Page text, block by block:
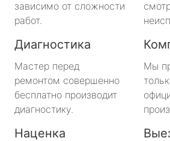
зависимо от сложности
работ.
Диагностика
Мастер перед
ремонтом совершенно
бесплатно производит
диагностику.
Мы
Наценка